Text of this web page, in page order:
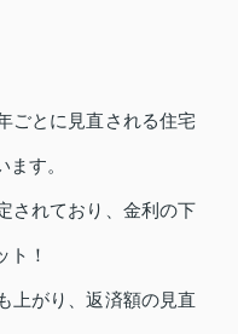
ごとに見直される住宅
す。
されており、金利の下
ト！
上がり、返済額の見直